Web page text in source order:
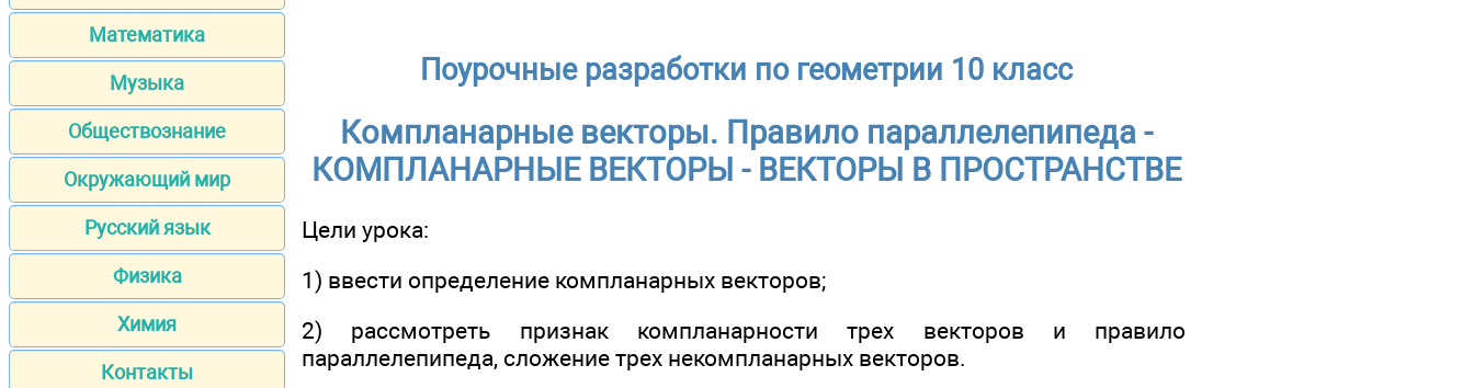
Математика
Музыка
Обществознание
Окружающий мир
Русский язык
Физика
Химия
Контакты
Поурочные разработки по геометрии 10 класс
Компланарные векторы. Правило параллелепипеда -
КОМПЛАНАРНЫЕ ВЕКТОРЫ - ВЕКТОРЫ В ПРОСТРАНСТВЕ
Цели урока:
1) ввести определение компланарных векторов;
2) рассмотреть признак компланарности трех векторов и правило
параллелепипеда, сложение трех некомпланарных векторов.